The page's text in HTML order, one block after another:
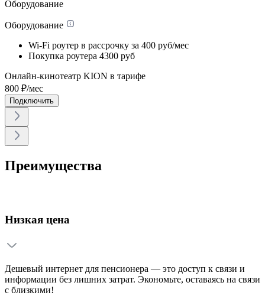
Оборудование
Оборудование
Wi-Fi роутер в рассрочку за 400 руб/мес
Покупка роутера 4300 руб
Онлайн-кинотеатр KION в тарифе
800 ₽/мес
Подключить
Преимущества
Низкая цена
Дешевый интернет для пенсионера — это доступ к связи и
информации без лишних затрат. Экономьте, оставаясь на связи
с близкими!